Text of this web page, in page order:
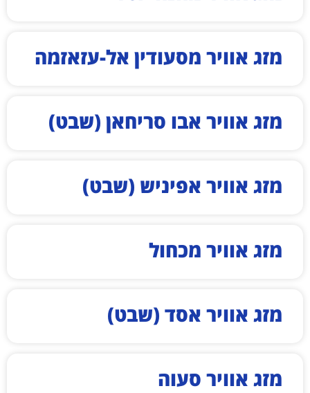
מזג אוויר מסעודין אל-עזאזמה
מזג אוויר אבו סריחאן (שבט)
מזג אוויר אפיניש (שבט)
מזג אוויר מכחול
מזג אוויר אסד (שבט)
מזג אוויר סעוה